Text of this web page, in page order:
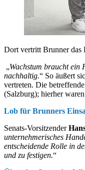
Dort vertritt Brunner das
„Wachstum braucht ein
nachhaltig.“ So äußert
vertreten. Die
(Salzburg); hierher
Lob für Brunners
Senats-Vorsitzender
unternehmerisches
entscheidende Rolle in
und zu festigen.“